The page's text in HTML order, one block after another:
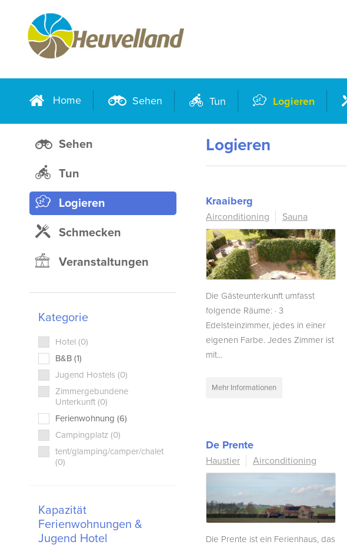
Home Sehen Tun Logieren
Sehen
Tun
Logieren
Schmecken
Veranstaltungen
Kategorie
Hotel (0)
B&B (1)
Jugend Hostels (0)
Zimmergebundene
Unterkunft (0)
Ferienwohnung (6)
Campingplatz (0)
tent/glamping/camper/chalet
(0)
Kapazität
Ferienwohnungen &
Jugend Hotel
Logieren
Kraaiberg
Airconditioning Sauna
Die Gästeunterkunft umfasst
folgende Räume: · 3
Edelsteinzimmer, jedes in einer
eigenen Farbe. Jedes Zimmer ist
mit...
Mehr Informationen
De Prente
Haustier Airconditioning
Die Prente ist ein Ferienhaus, das